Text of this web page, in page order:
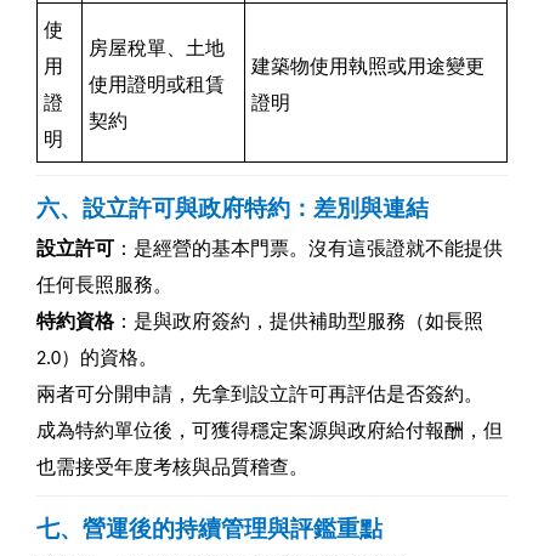
使
用
證
明
房屋稅單、土地
使用證明或租賃
契約
建築物使用執照或用途變更
證明
六、設立許可與政府特約：差別與連結
設立許可
：是經營的基本門票。沒有這張證就不能提供
任何長照服務。
特約資格：是與政府簽約，提供補助型服務（如長照
2.0）的資格。
兩者可分開申請，先拿到設立許可再評估是否簽約。
成為特約單位後，可獲得穩定案源與政府給付報酬，但
也需接受年度考核與品質稽查。
七、營運後的持續管理與評鑑重點